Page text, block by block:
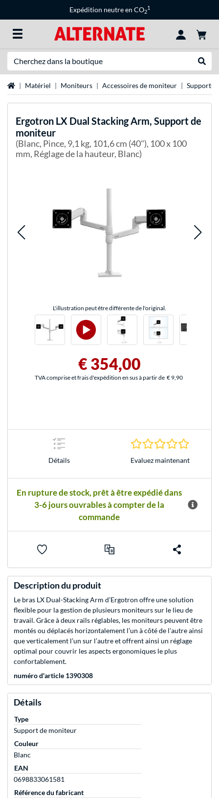
Expédition neutre en CO2
1
Page d'accueil
Matériel Moniteurs Accessoires de moniteur Supports
Ergotron LX Dual Stacking Arm, Support de
moniteur
(Blanc, Pince, 9,1 kg, 101,6 cm (40"), 100 x 100
mm, Réglage de la hauteur, Blanc)
L'illustration peut être différente de l'original.
€ 354,00
TVA comprise et frais d'expédition en sus à partir de € 9,90
Détails Evaluez maintenant
En rupture de stock, prêt à être expédié dans
3-6 jours ouvrables à compter de la
commande
Description du produit
Le bras LX Dual-Stacking Arm d’Ergotron offre une solution
flexible pour la gestion de plusieurs moniteurs sur le lieu de
travail. Grâce à deux rails réglables, les moniteurs peuvent être
montés ou déplacés horizontalement l’un à côté de l’autre ainsi
que verticalement l’un sur l’autre et offrent ainsi un réglage
optimal pour couvrir les aspects ergonomiques le plus
confortablement.
numéro d'article 1390308
Détails
Type
Support de moniteur
Couleur
Blanc
EAN
0698833061581
Référence du fabricant